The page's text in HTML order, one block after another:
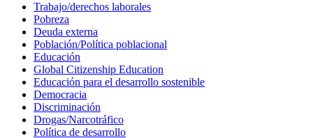
Trabajo/derechos laborales
Pobreza
Deuda externa
Población/Política poblacional
Educación
Global Citizenship Education
Educación para el desarrollo sostenible
Democracia
Discriminación
Drogas/Narcotráfico
Política de desarrollo